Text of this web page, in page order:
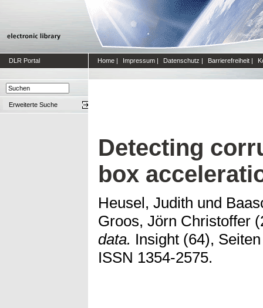
DLR Portal Home | Impressum | Datenschutz | Barrierefreiheit |
Erweiterte Suche
Detecting
box
Heusel, Judith und
Groos, Jörn Christoffer
data. Insight (64),
ISSN 1354-2575.